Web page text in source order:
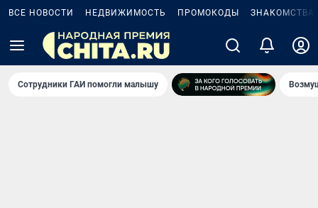
ВСЕ НОВОСТИ НЕДВИЖИМОСТЬ ПРОМОКОДЫ ЗНАКОМСТВА
Сотрудники ГАИ помогли малышу